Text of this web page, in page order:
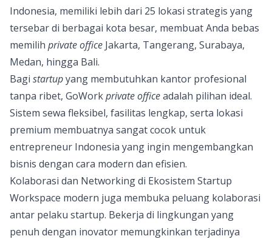
Indonesia, memiliki lebih dari 25 lokasi strategis yang
tersebar di berbagai kota besar, membuat Anda bebas
memilih private office Jakarta, Tangerang, Surabaya,
Medan, hingga Bali.
Bagi startupyang membutuhkan kantor profesional
tanpa ribet, GoWorkprivate officeadalah pilihan ideal.
Sistem sewa fleksibel, fasilitas lengkap, serta lokasi
premium membuatnya sangat cocok untuk
entrepreneur Indonesia yang ingin mengembangkan
bisnis dengan cara modern dan efisien.
Kolaborasi dan Networking di Ekosistem Startup
Workspace modern juga membuka peluang kolaborasi
antar pelaku startup. Bekerja di lingkungan yang
penuh dengan inovator memungkinkan terjadinya